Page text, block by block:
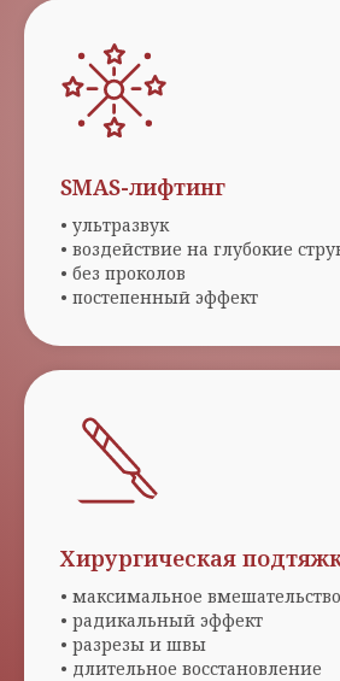
SMAS-лифтинг
• ультразвук
• воздействие на глубокие
• без проколов
• постепенный эффект
Хирургическая
• максимальное вмешательство
• радикальный эффект
• разрезы и швы
• длительное восстановление